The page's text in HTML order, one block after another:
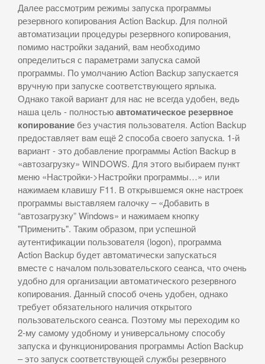
Далее рассмотрим режимы запуска программы
резервного копирования Action Backup. Для полной
автоматизации процедуры резервного копирования,
помимо настройки заданий, вам необходимо
определиться с параметрами запуска самой
программы. По умолчанию Action Backup запускается
вручную при запуске соответствующего ярлыка.
Однако такой вариант для нас не всегда удобен, ведь
наша цель - полностьюавтоматическое резервное
копирование без участия пользователя. Action Backup
предоставляет вам ещё 2 способа своего запуска. 1-й
вариант - это добавление программы Action Backup в
«автозагрузку» WINDOWS. Для этого выбираем пункт
меню «Настройки->Настройки программы…» или
нажимаем клавишу F11. В открывшемся окне настроек
программы выставляем галочку – «Добавить в
“автозагрузку” Windows» и нажимаем кнопку
"Применить". Таким образом, при успешной
аутентификации пользователя (logon), программа
Action Backup будет автоматически запускаться
вместе с началом пользовательского сеанса, что очень
удобно для организации автоматического резервного
копирования. Данный способ очень удобен, однако
требует обязательного наличия открытого
пользовательского сеанса. Поэтому мы переходим ко
2-му самому удобному и универсальному способу
запуска и функционирования программы Action Backup
– это запуск соответствующей службы резервного